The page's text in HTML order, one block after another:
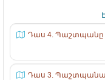
Դաս 4. Պաշտպանը
Դաս 3.